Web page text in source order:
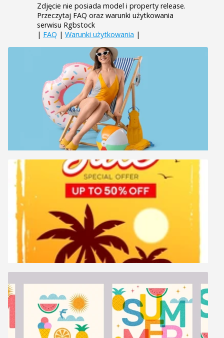
Zdjęcie nie posiada model i property release.
Przeczytaj FAQ oraz warunki użytkowania
serwisu Rgbstock
| FAQ | Warunki użytkowania |